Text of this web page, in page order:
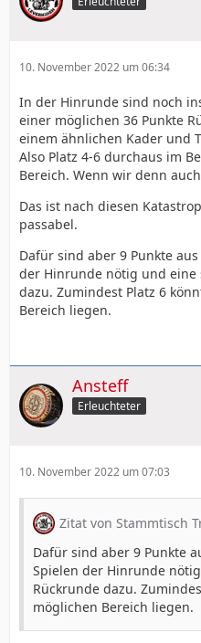
10. November 2022 um 06:34
In der Hinrunde sind noch
einer möglichen 36 Punkte
einem ähnlichen Kader und
Also Platz 4-6 durchaus im
Bereich. Wenn wir denn
Das ist nach diesen
passabel.
Dafür sind aber 9 Punkte
der Hinrunde nötig und eine
dazu. Zumindest Platz 6
Bereich liegen.
Ansteff
Erleuchteter
10. November 2022 um 07:03
Zitat von Stammtisch
Dafür sind aber 9 Punkte
Spielen der Hinrunde
Rückrunde dazu.
möglichen Bereich liegen.